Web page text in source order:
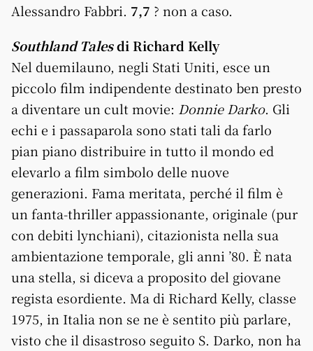
Alessandro Fabbri. 7,7 ? non a caso.
Southland Talesdi Richard Kelly
Nel duemilauno, negli Stati Uniti, esce un
piccolo film indipendente destinato ben presto
a diventare un cult movie: Donnie Darko. Gli
echi e i passaparola sono stati tali da farlo
pian piano distribuire in tutto il mondo ed
elevarlo a film simbolo delle nuove
generazioni. Fama meritata, perché il film è
un fanta-thriller appassionante, originale (pur
con debiti lynchiani), citazionista nella sua
ambientazione temporale, gli anni ’80. È nata
una stella, si diceva a proposito del giovane
regista esordiente. Ma di Richard Kelly, classe
1975, in Italia non se ne è sentito più parlare,
visto che il disastroso seguito S. Darko, non ha